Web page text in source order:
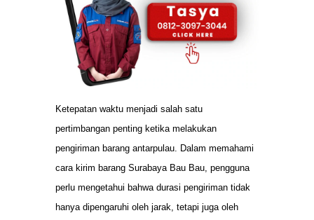
Ketepatan waktu menjadi salah satu
pertimbangan penting ketika melakukan
pengiriman barang antarpulau. Dalam memahami
cara kirim barang Surabaya Bau Bau, pengguna
perlu mengetahui bahwa durasi pengiriman tidak
hanya dipengaruhi oleh jarak, tetapi juga oleh